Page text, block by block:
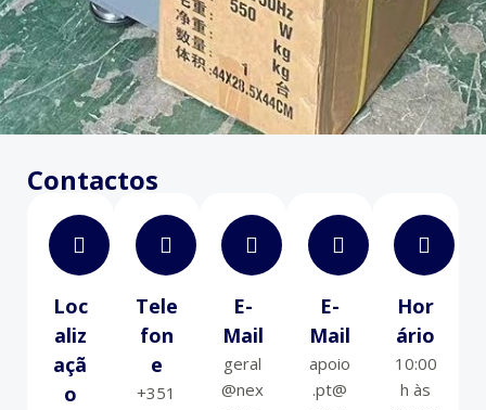
Contactos
Loc
Aliz
Açã
O
Tele
Fon
E
+351
E-
Mail
geral
@nex
E-
Mail
apoio
.pt@
Hor
Ário
10:00
h às